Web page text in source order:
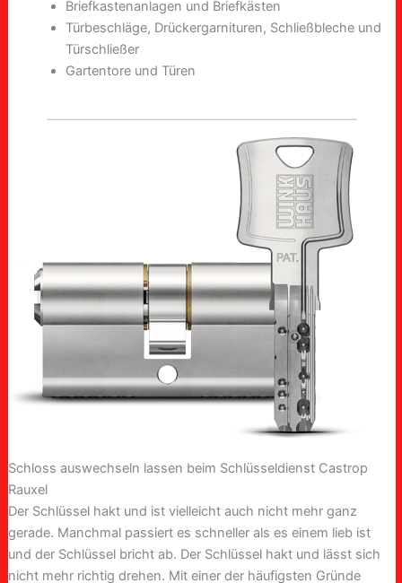
Briefkastenanlagen und Briefkästen
Türbeschläge, Drückergarnituren, Schließbleche und
Türschließer
Gartentore und Türen
Schloss auswechseln lassen beim Schlüsseldienst Castrop
Rauxel
Der Schlüssel hakt und ist vielleicht auch nicht mehr ganz
gerade. Manchmal passiert es schneller als es einem lieb ist
und der Schlüssel bricht ab. Der Schlüssel hakt und lässt sich
nicht mehr richtig drehen. Mit einer der häufigsten Gründe